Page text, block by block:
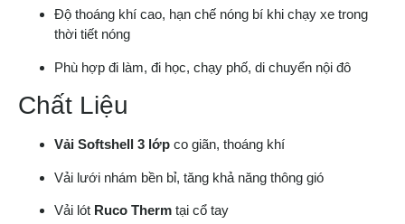
Độ thoáng khí cao, hạn chế nóng bí khi chạy xe trong
thời tiết nóng
Phù hợp đi làm, đi học, chạy phố, di chuyển nội đô
Chất Liệu
Vải Softshell 3 lớp co giãn, thoáng khí
Vải lưới nhám bền bỉ, tăng khả năng thông gió
Vải lót Ruco Therm tại cổ tay